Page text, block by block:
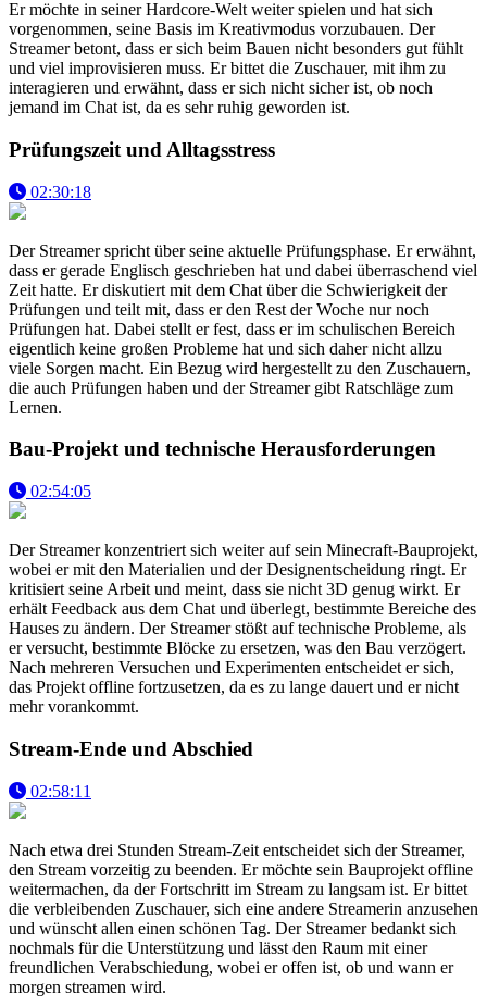
Er möchte in seiner Hardcore-Welt weiter spielen und hat sich
vorgenommen, seine Basis im Kreativmodus vorzubauen. Der
Streamer betont, dass er sich beim Bauen nicht besonders gut fühlt
und viel improvisieren muss. Er bittet die Zuschauer, mit ihm zu
interagieren und erwähnt, dass er sich nicht sicher ist, ob noch
jemand im Chat ist, da es sehr ruhig geworden ist.
Prüfungszeit und Alltagsstress
02:30:18
Der Streamer spricht über seine aktuelle Prüfungsphase. Er erwähnt,
dass er gerade Englisch geschrieben hat und dabei überraschend viel
Zeit hatte. Er diskutiert mit dem Chat über die Schwierigkeit der
Prüfungen und teilt mit, dass er den Rest der Woche nur noch
Prüfungen hat. Dabei stellt er fest, dass er im schulischen Bereich
eigentlich keine großen Probleme hat und sich daher nicht allzu
viele Sorgen macht. Ein Bezug wird hergestellt zu den Zuschauern,
die auch Prüfungen haben und der Streamer gibt Ratschläge zum
Lernen.
Bau-Projekt und technische Herausforderungen
02:54:05
Der Streamer konzentriert sich weiter auf sein Minecraft-Bauprojekt,
wobei er mit den Materialien und der Designentscheidung ringt. Er
kritisiert seine Arbeit und meint, dass sie nicht 3D genug wirkt. Er
erhält Feedback aus dem Chat und überlegt, bestimmte Bereiche des
Hauses zu ändern. Der Streamer stößt auf technische Probleme, als
er versucht, bestimmte Blöcke zu ersetzen, was den Bau verzögert.
Nach mehreren Versuchen und Experimenten entscheidet er sich,
das Projekt offline fortzusetzen, da es zu lange dauert und er nicht
mehr vorankommt.
Stream-Ende und Abschied
02:58:11
Nach etwa drei Stunden Stream-Zeit entscheidet sich der Streamer,
den Stream vorzeitig zu beenden. Er möchte sein Bauprojekt offline
weitermachen, da der Fortschritt im Stream zu langsam ist. Er bittet
die verbleibenden Zuschauer, sich eine andere Streamerin anzusehen
und wünscht allen einen schönen Tag. Der Streamer bedankt sich
nochmals für die Unterstützung und lässt den Raum mit einer
freundlichen Verabschiedung, wobei er offen ist, ob und wann er
morgen streamen wird.